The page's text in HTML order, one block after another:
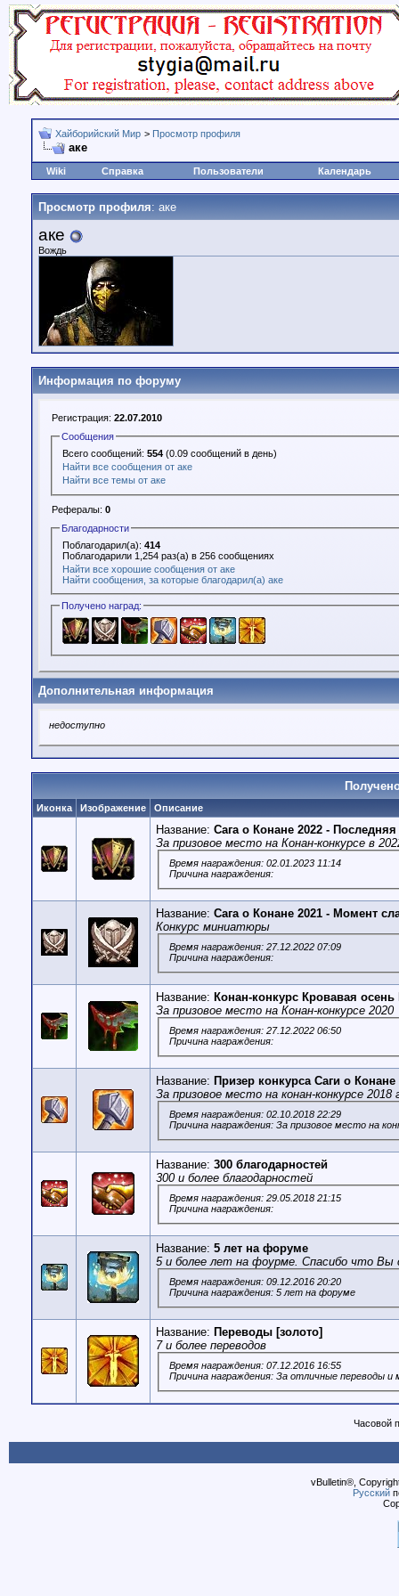
Хайборийский Мир > Просмотр профиля
аке
Wiki Справка Пользователи Календарь
Просмотр профиля: аке
аке
Вождь
Информация по форуму
Регистрация: 22.07.2010
Сообщения
Всего сообщений:554 (0.09 сообщений в день)
Найти все сообщения от аке
Найти все темы от аке
Рефералы: 0
Благодарности
Поблагодарил(а):414
Поблагодарили 1,254 раз(а) в 256 сообщениях
Найти все хорошие сообщения от аке
Найти сообщения, за которые благодарил(а) аке
Получено наград:
Дополнительная информация
недоступно
Иконка Изображение Описание
Название: Сага о Конане 2022 - Последняя
За призовое место на Конан-конкурсе в
Время награждения: 02.01.2023 11:14
Причина награждения:
Название: Сага о Конане 2021 - Момент
Конкурс миниатюры
Время награждения: 27.12.2022 07:09
Причина награждения:
Название: Конан-конкурс Кровавая осень
За призовое место на Конан-конкурсе 2020
Время награждения: 27.12.2022 06:50
Причина награждения:
Название: Призер конкурса Саги о Конане
За призовое место на конан-конкурсе 2018
Время награждения: 02.10.2018 22:29
Причина награждения: За призовое место на
Название: 300 благодарностей
300 и более благодарностей
Время награждения: 29.05.2018 21:15
Причина награждения:
Название: 5 лет на форуме
5 и более лет на фоурме. Спасибо что Вы
Время награждения: 09.12.2016 20:20
Причина награждения: 5 лет на форуме
Название: Переводы [золото]
7 и более переводов
Время награждения: 07.12.2016 16:55
Причина награждения: За отличные переводы и
Часовой
vBulletin®,
Русский